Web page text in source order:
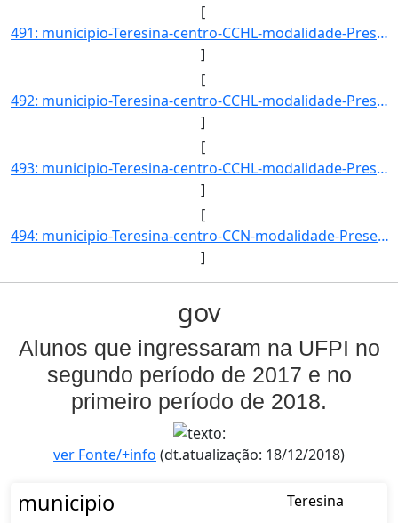
[
491: municipio-Teresina-centro-CCHL-modalidade-Presencial-convenio--selecao-SISU_COTA-cota-AA-7-sexo-M-uf]
]
[
492: municipio-Teresina-centro-CCHL-modalidade-Presencial-convenio--selecao-SISU-cota-AC-sexo-F-uf-PI-ano]
]
[
493: municipio-Teresina-centro-CCHL-modalidade-Presencial-convenio--selecao-SISU-cota-AC-sexo-M-uf-PI-ano]
]
[
494: municipio-Teresina-centro-CCN-modalidade-Presencial-convenio--selecao-SISU_COTA-cota-AA-1-sexo-F-uf-]
]
gov
Alunos que ingressaram na UFPI no
segundo período de 2017 e no
primeiro período de 2018.
ver Fonte/+info (dt.atualização: 18/12/2018)
municipio Teresina